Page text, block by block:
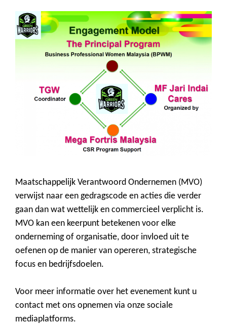
Maatschappelijk Verantwoord Ondernemen (MVO)
verwijst naar een gedragscode en acties die verder
gaan dan wat wettelijk en commercieel verplicht is.
MVO kan een keerpunt betekenen voor elke
onderneming of organisatie, door invloed uit te
oefenen op de manier van opereren, strategische
focus en bedrijfsdoelen.
Voor meer informatie over het evenement kunt u
contact met ons opnemen via onze sociale
mediaplatforms.